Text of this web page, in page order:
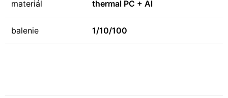
materiál thermal PC + Al
balenie 1/10/100